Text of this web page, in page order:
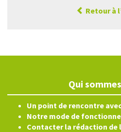
Retour à
Qui
Un point de rencontre
Notre mode de
Contacter la rédaction de